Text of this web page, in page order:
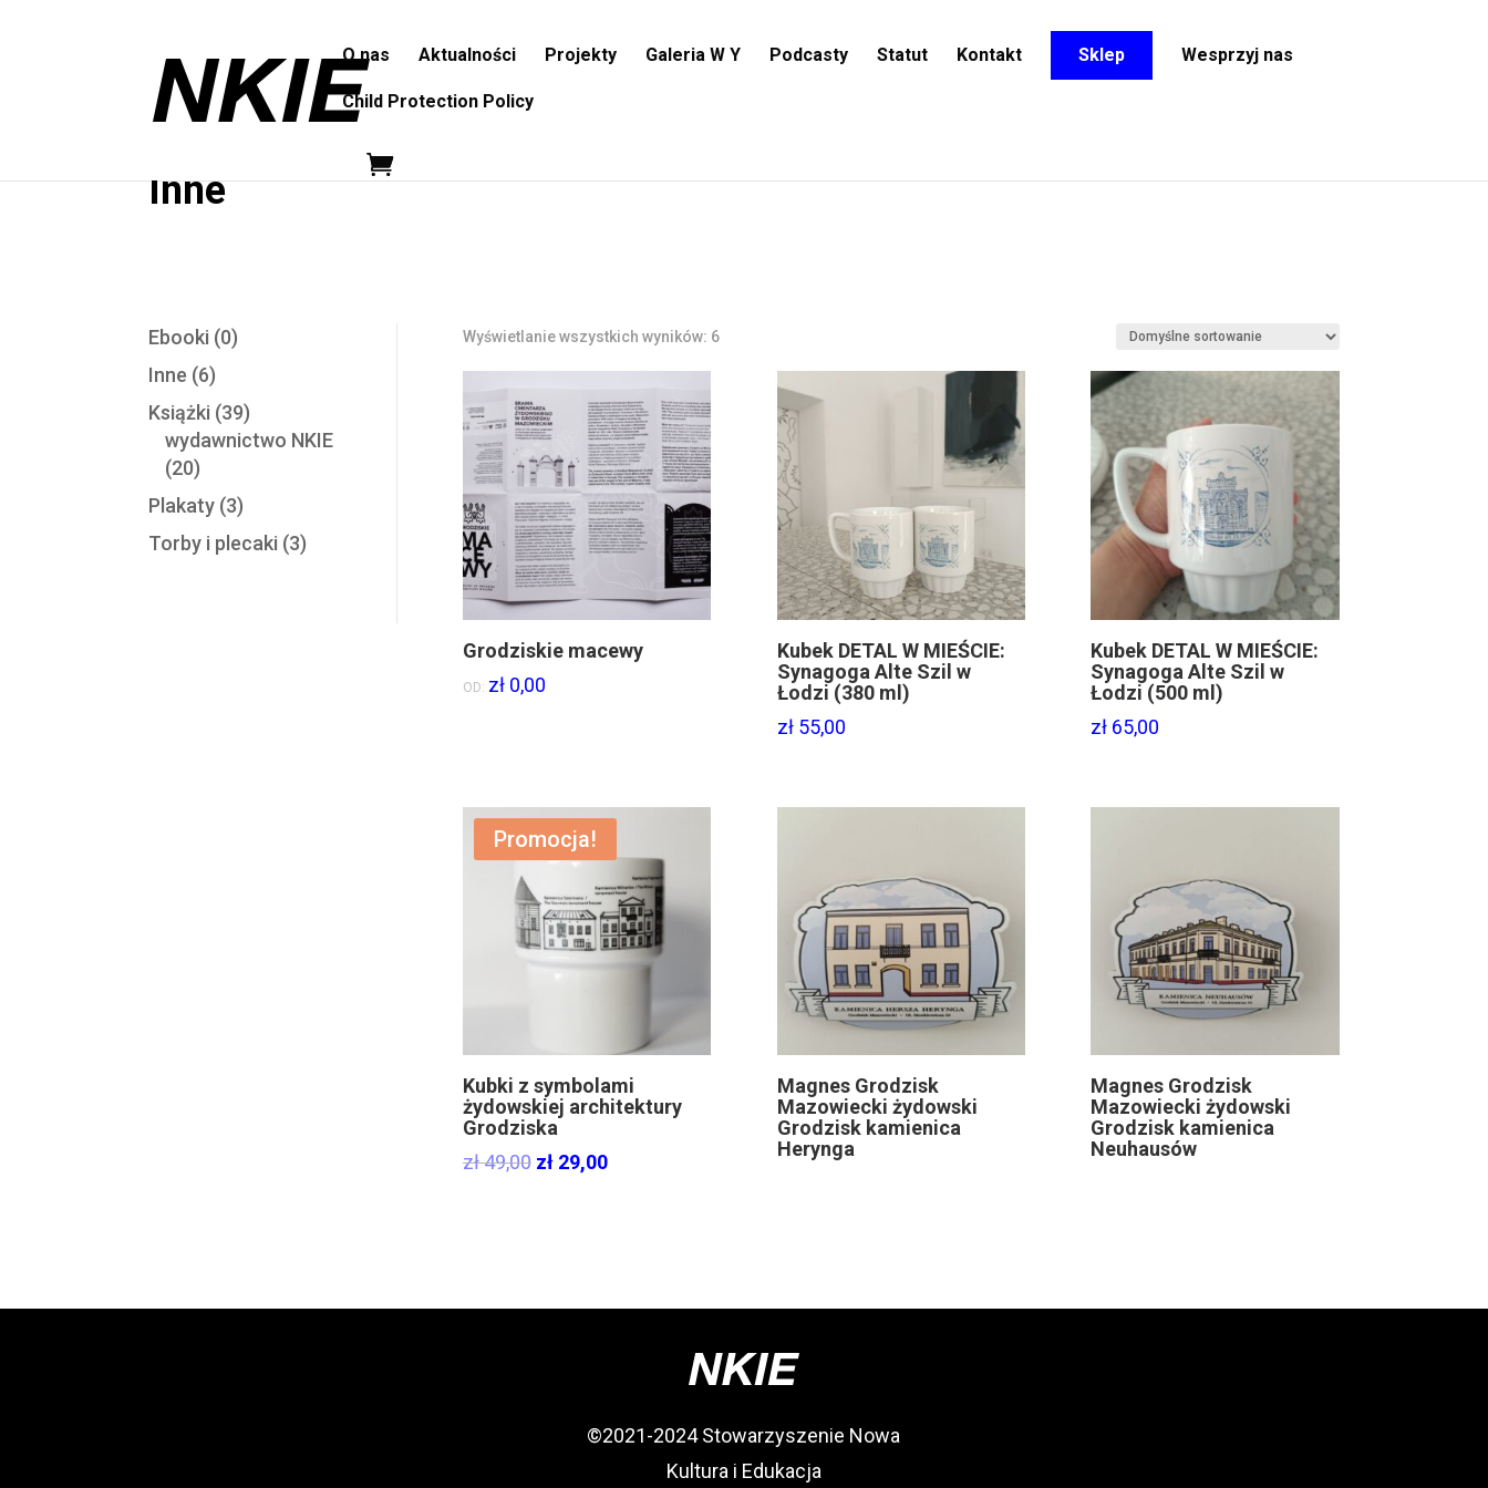
O nas Aktualności Projekty Galeria W Y Podcasty Statut Kontakt Sklep Wesprzyj nas
Child Protection Policy
Inne
Ebooki (0)
Inne (6)
Książki (39)
wydawnictwo NKIE
(20)
Plakaty (3)
Torby i plecaki (3)
Wyświetlanie wszystkich wyników: 6
Grodziskie macewy
OD: zł0,00
Kubek DETAL W MIEŚCIE:
Synagoga Alte Szil w
Łodzi (380 ml)
zł55,00
Kubek DETAL W MIEŚCIE:
Synagoga Alte Szil w
Łodzi (500 ml)
zł 65,00
Promocja!
Kubki z symbolami
żydowskiej architektury
Grodziska
zł49,00 Original
zł29,00Current
Magnes Grodzisk
Mazowiecki żydowski
Grodzisk kamienica
Herynga
Magnes Grodzisk
Mazowiecki żydowski
Grodzisk kamienica
Neuhausów
©2021-2024 Stowarzyszenie Nowa
Kultura i Edukacja